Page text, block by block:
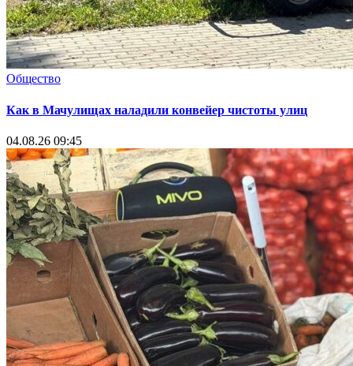
Общество
Как в Мачулищах наладили конвейер чистоты улиц
04.08.26 09:45